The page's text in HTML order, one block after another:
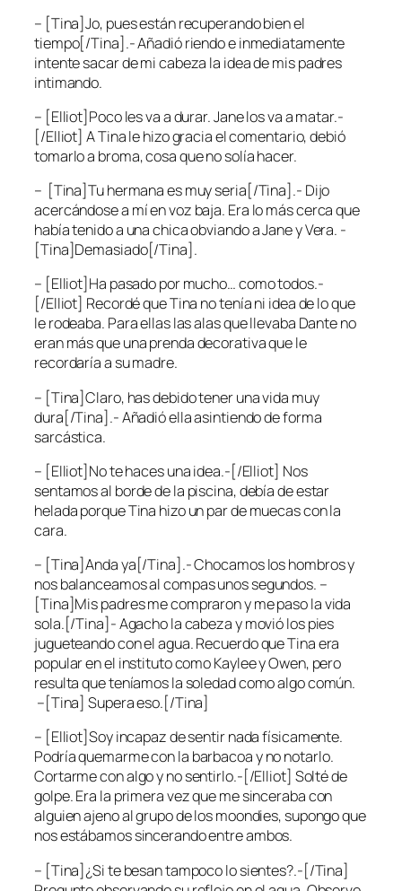
– [Tina]Jo, pues están recuperando bien el
tiempo[/Tina].- Añadió riendo e inmediatamente
intente sacar de mi cabeza la idea de mis padres
intimando.
– [Elliot]Poco les va a durar. Jane los va a matar.-
[/Elliot] A Tina le hizo gracia el comentario, debió
tomarlo a broma, cosa que no solía hacer.
– [Tina]Tu hermana es muy seria[/Tina].- Dijo
acercándose a mí en voz baja. Era lo más cerca que
había tenido a una chica obviando a Jane y Vera. -
[Tina]Demasiado[/Tina].
– [Elliot]Ha pasado por mucho… como todos.-
[/Elliot] Recordé que Tina no tenía ni idea de lo que
le rodeaba. Para ellas las alas que llevaba Dante no
eran más que una prenda decorativa que le
recordaría a su madre.
– [Tina]Claro, has debido tener una vida muy
dura[/Tina].- Añadió ella asintiendo de forma
sarcástica.
– [Elliot]No te haces una idea.-[/Elliot] Nos
sentamos al borde de la piscina, debía de estar
helada porque Tina hizo un par de muecas con la
cara.
– [Tina]Anda ya[/Tina].- Chocamos los hombros y
nos balanceamos al compas unos segundos. –
[Tina]Mis padres me compraron y me paso la vida
sola.[/Tina]- Agacho la cabeza y movió los pies
jugueteando con el agua. Recuerdo que Tina era
popular en el instituto como Kaylee y Owen, pero
resulta que teníamos la soledad como algo común.
–[Tina] Supera eso.[/Tina]
– [Elliot]Soy incapaz de sentir nada físicamente.
Podría quemarme con la barbacoa y no notarlo.
Cortarme con algo y no sentirlo.-[/Elliot] Solté de
golpe. Era la primera vez que me sinceraba con
alguien ajeno al grupo de los moondies, supongo que
nos estábamos sincerando entre ambos.
– [Tina]¿Si te besan tampoco lo sientes?.-[/Tina]